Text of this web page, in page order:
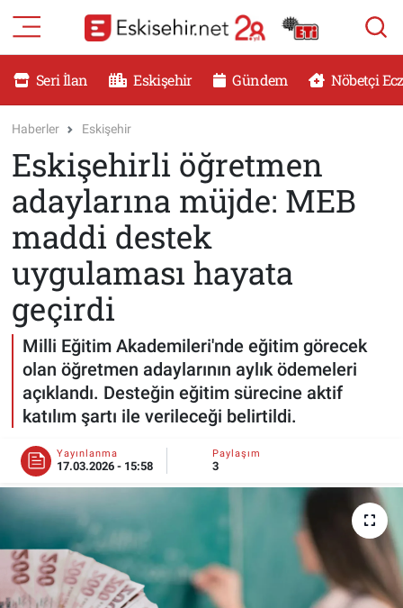
Seri İlan Eskişehir Gündem Nöbetçi
Haberler Eskişehir
Eskişehirli öğretmen
adaylarına müjde: MEB
maddi destek
uygulaması hayata
geçirdi
Milli Eğitim Akademileri'nde eğitim görecek
olan öğretmen adaylarının aylık ödemeleri
açıklandı. Desteğin eğitim sürecine aktif
katılım şartı ile verileceği belirtildi.
Yayınlanma
17.03.2026 - 15:58
Paylaşım
3
RESMİ İLANLAR
DÜNYA
SAĞLIK
MAGAZİN
KADIN
TEKNOLOJİ
YEMEK
Eskişehir Hava Durumu
Eskişehir Tramvay Saatleri
Eskişehir Nöbetçi Eczaneler
Eskişehir Namaz Vakitleri
Eskişehir Trafik Yoğunluk Haritası
Süper Lig Puan Durumu ve Fikstür
Tüm Manşetler
Son Dakika Haberleri
Haber Arşivi